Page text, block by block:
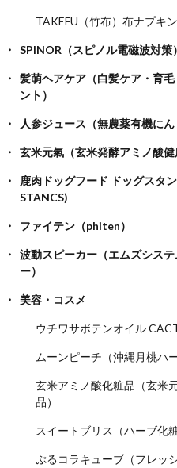
TAKEFU（竹布）布ナプキン
SPINOR（スピノル電磁波対策）
髪萌ヘアケア（白髪ケア・育
ント）
人参ジュース（無農薬有機にん
玄米元氣（玄米発酵アミノ酸健
鹿肉ドッグフード ドッグスタ
STANCS)
ファイテン（phiten）
波動スピーカー（エムズシス
ー）
美容・コスメ
ウチワサボテンオイル
ムーンピーチ（沖縄月桃ハ
玄米アミノ酸化粧品（玄米
品）
スイートブリス（ハーブ化粧
ぷるコラキューブ（フレッ